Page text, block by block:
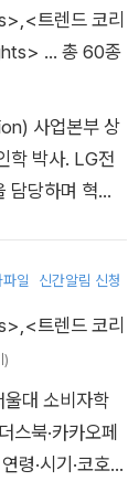
on C
she has publi
indexed i
a Next-Gener
industry–ac
compa
트렌드의 이해와
〈차이나는 클
빅데이터로 보
He re
SNU.
International
a senior res
He i
,<트렌드 코리
… 총 60종
사업본부 상
학 박사. LG전
담당하며 혁신
계와 업계를 오
으며, Q1(상위
게재하는 등
재하고 있다. H
Electronics
Division. S
일 신간알림 신청
,<트렌드 코리
)
대 소비자학
스북·카카오페
령·시기·코호트